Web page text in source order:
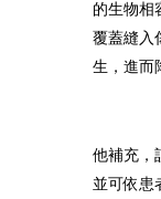
的生物相
覆蓋縫入
生，進而
他補充，
並可依患